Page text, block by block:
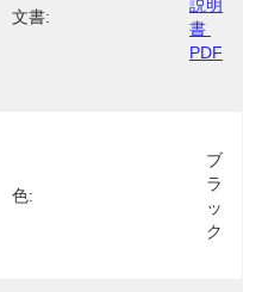
文書:
説明
書
PDF
色:
ブ
ラ
ッ
ク